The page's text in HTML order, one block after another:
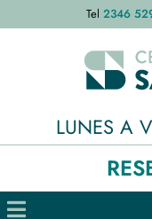
Tel 2346
LUNES A